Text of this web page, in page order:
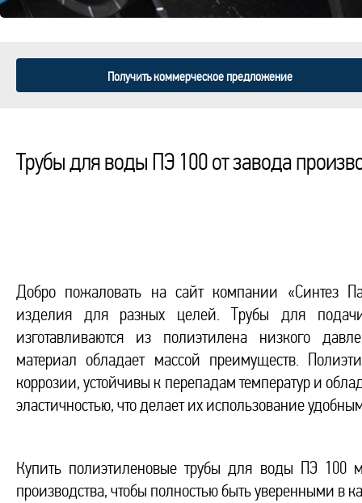
Получить коммерческое предложение
Трубы для воды ПЭ 100 от завода
Добро пожаловать на сайт компании «Синтез
изделия для разных целей. Трубы для
изготавливаются из полиэтилена низкого
материал обладает массой преимуществ.
коррозии, устойчивы к перепадам температур и
эластичностью, что делает их использование
Купить полиэтиленовые трубы для воды ПЭ 100
производства, чтобы полностью быть уверенными в